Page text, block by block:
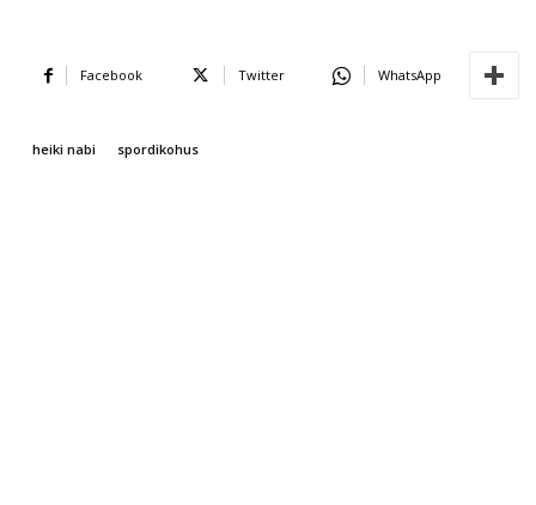
Facebook Twitter WhatsApp
heiki nabi spordikohus